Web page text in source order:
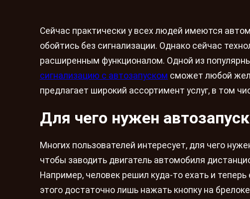
Сейчас практически у всех людей имеются
обойтись без сигнализации. Однако сейчас
расширенным функционалом. Одной из
сигнализацию с автозапуском сможет любой
предлагает широкий ассортимент услуг, в том
Для чего нужен
Многих пользователей интересует, для чего
чтобы заводить двигатель автомобиля
Например, человек решил куда-то ехать и
этого достаточно лишь нажать кнопку на